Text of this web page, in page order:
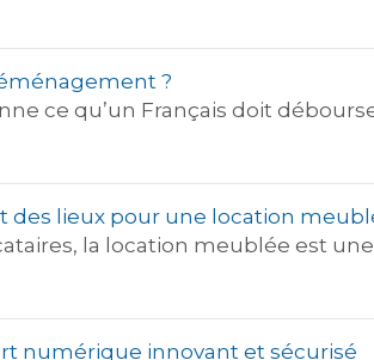
?
ce qu’un Français doit
des lieux pour une location
la location meublée est
numérique innovant et sécurisé